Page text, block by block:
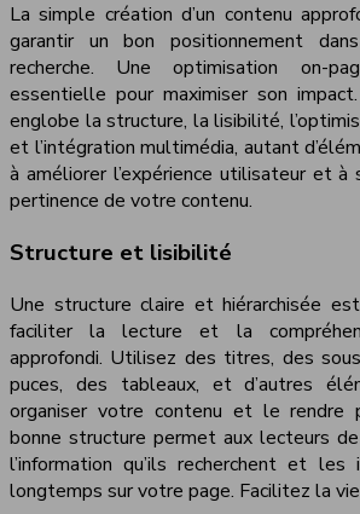
La simple création d’un contenu
garantir un bon positionnement
recherche. Une optimisation on-
essentielle pour maximiser son
englobe la structure, la lisibilité,
et l’intégration multimédia, autant
à améliorer l’expérience utilisateur et à
pertinence de votre contenu.
Structure et lisibilité
Une structure claire et hiérarchisée
faciliter la lecture et la
approfondi. Utilisez des titres, des
puces, des tableaux, et d’autres
organiser votre contenu et le rendre
bonne structure permet aux lecteurs
l’information qu’ils recherchent et
longtemps sur votre page. Facilitez la